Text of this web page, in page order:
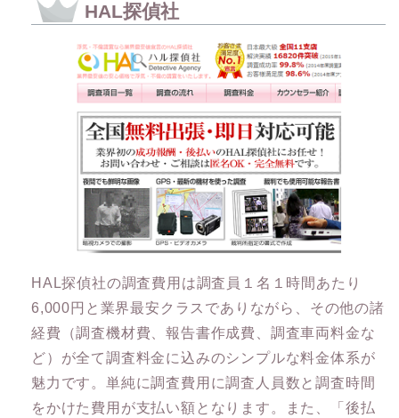
HAL探偵社
HAL探偵社の調査費用は調査員１名１時間あたり
6,000円と業界最安クラスでありながら、その他の諸
経費（調査機材費、報告書作成費、調査車両料金な
ど）が全て調査料金に込みのシンプルな料金体系が
魅力です。単純に調査費用に調査人員数と調査時間
をかけた費用が支払い額となります。また、「後払